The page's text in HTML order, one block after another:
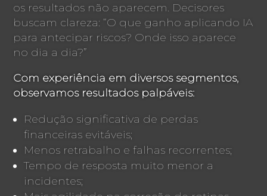
os resultados não aparecem. Decisores
buscam clareza: “O que ganho aplicando IA
para antecipar riscos? Onde isso aparece
no dia a dia?”
Com experiência em diversos segmentos,
observamos resultados palpáveis:
Redução significativa de perdas
financeiras evitáveis;
Menos retrabalho e falhas recorrentes;
Tempo de resposta muito menor a
incidentes;